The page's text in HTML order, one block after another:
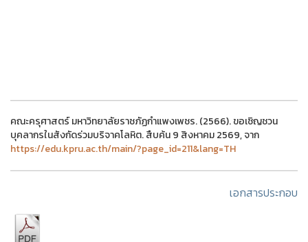
คณะครุศาสตร์ มหาวิทยาลัยราชภัฏกำแพงเพชร. (2566). ขอเชิญชวน
บุคลากรในสังกัดร่วมบริจาคโลหิต. สืบค้น 9 สิงหาคม 2569, จาก
https://edu.kpru.ac.th/main/?page_id=211&lang=TH
เอกสารประกอบ